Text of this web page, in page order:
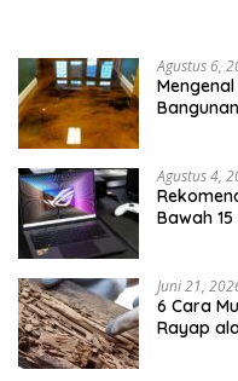
Agustus 6,
Agustus 4,
Bawah
Juni 21,
6 Cara
Rayap